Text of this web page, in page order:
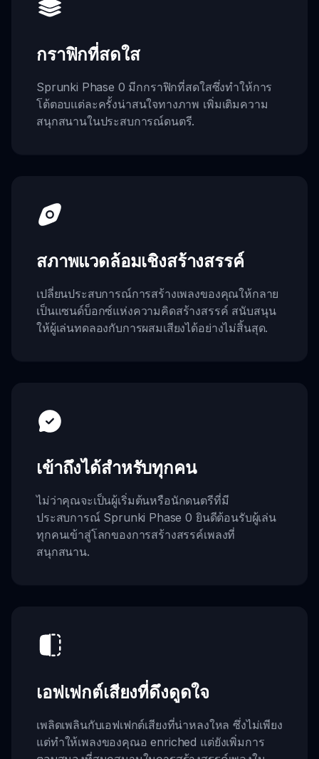
กราฟิกที่สดใส
Sprunki Phase 0 มีกกราฟิกที่สดใสซึ่งทำให้การ
โต้ตอบแต่ละครั้งน่าสนใจทางภาพ เพิ่มเติมความ
สนุกสนานในประสบการณ์ดนตรี.
สภาพแวดล้อมเชิงสร้างสรรค์
เปลี่ยนประสบการณ์การสร้างเพลงของคุณให้กลาย
เป็นแซนด์บ็อกซ์แห่งความคิดสร้างสรรค์ สนับสนุน
ให้ผู้เล่นทดลองกับการผสมเสียงได้อย่างไม่สิ้นสุด.
เข้าถึงได้สำหรับทุกคน
ไม่ว่าคุณจะเป็นผู้เริ่มต้นหรือนักดนตรีที่มี
ประสบการณ์ Sprunki Phase 0 ยินดีต้อนรับผู้เล่น
ทุกคนเข้าสู่โลกของการสร้างสรรค์เพลงที่
สนุกสนาน.
เอฟเฟกต์เสียงที่ดึงดูดใจ
เพลิดเพลินกับเอฟเฟกต์เสียงที่น่าหลงใหล ซึ่งไม่เพียง
แต่ทำให้เพลงของคุณอ enriched แต่ยังเพิ่มการ